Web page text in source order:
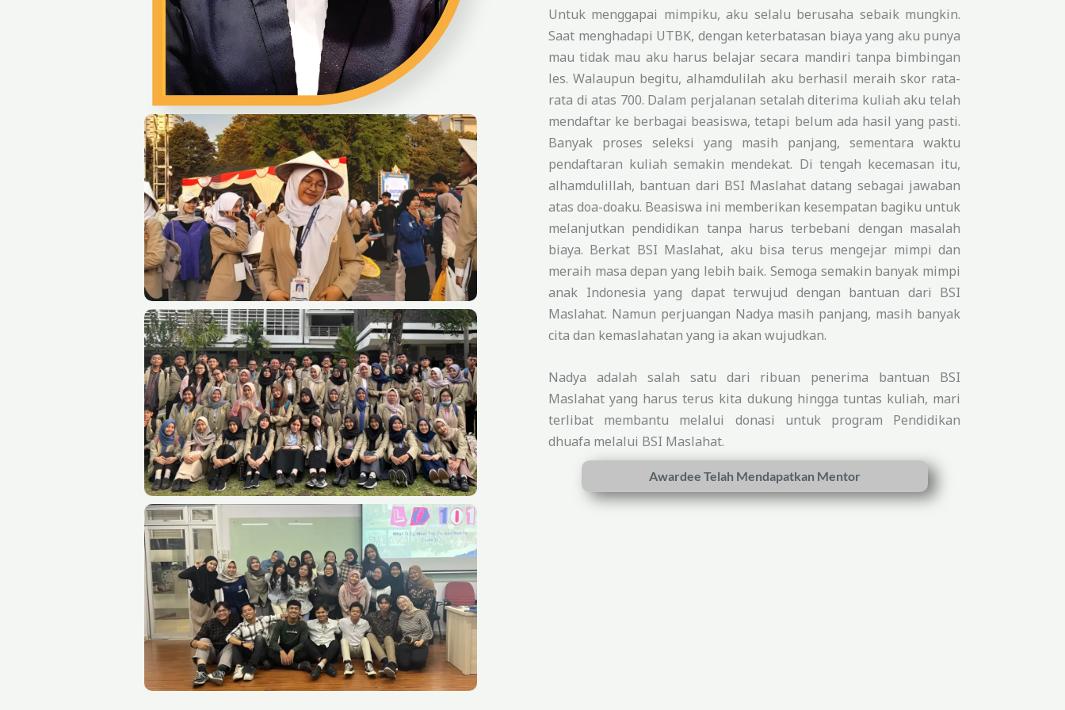
Untuk menggapai mimpiku, aku selalu berusaha sebaik mungkin.
Saat menghadapi UTBK, dengan keterbatasan biaya yang aku punya
mau tidak mau aku harus belajar secara mandiri tanpa bimbingan
les. Walaupun begitu, alhamdulilah aku berhasil meraih skor rata-
rata di atas 700. Dalam perjalanan setalah diterima kuliah aku telah
mendaftar ke berbagai beasiswa, tetapi belum ada hasil yang pasti.
Banyak proses seleksi yang masih panjang, sementara waktu
pendaftaran kuliah semakin mendekat. Di tengah kecemasan itu,
alhamdulillah, bantuan dari BSI Maslahat datang sebagai jawaban
atas doa-doaku. Beasiswa ini memberikan kesempatan bagiku untuk
melanjutkan pendidikan tanpa harus terbebani dengan masalah
biaya. Berkat BSI Maslahat, aku bisa terus mengejar mimpi dan
meraih masa depan yang lebih baik. Semoga semakin banyak mimpi
anak Indonesia yang dapat terwujud dengan bantuan dari BSI
Maslahat. Namun perjuangan Nadya masih panjang, masih banyak
cita dan kemaslahatan yang ia akan wujudkan.
Nadya adalah salah satu dari ribuan penerima bantuan BSI
Maslahat yang harus terus kita dukung hingga tuntas kuliah, mari
terlibat membantu melalui donasi untuk program Pendidikan
dhuafa melalui BSI Maslahat.
Awardee Telah Mendapatkan Mentor